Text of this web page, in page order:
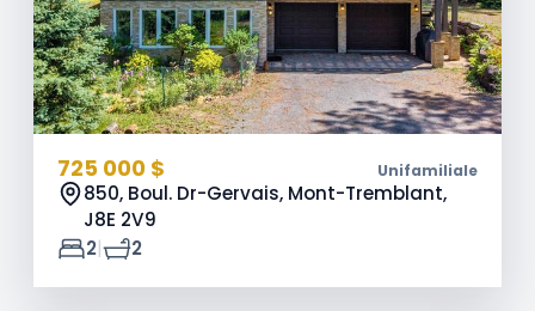
725 000 $ Unifamiliale
850, Boul. Dr-Gervais, Mont-Tremblant,
J8E 2V9
2| 2